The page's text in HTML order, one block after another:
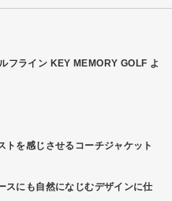
フライン KEY MEMORY GOLF よ
トを感じさせるコーチジャケット
スにも自然になじむデザインに仕